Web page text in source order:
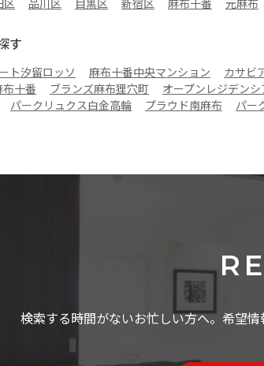
す
ト汐留ロッソ 麻布十番中央マンション カサビ
十番 ブランズ麻布狸穴町 オープンレジデン
パークリュクス白金高輪 プラウド南麻布 パー
検索する時間がないお忙しい方へ。希望